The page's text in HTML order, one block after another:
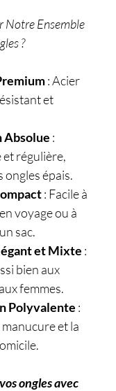
Notre Ensemble
?
: Acier
et
Absolue :
régulière,
ongles épais.
: Facile à
voyage ou à
sac.
et Mixte :
bien aux
femmes.
Polyvalente :
et la
ongles avec